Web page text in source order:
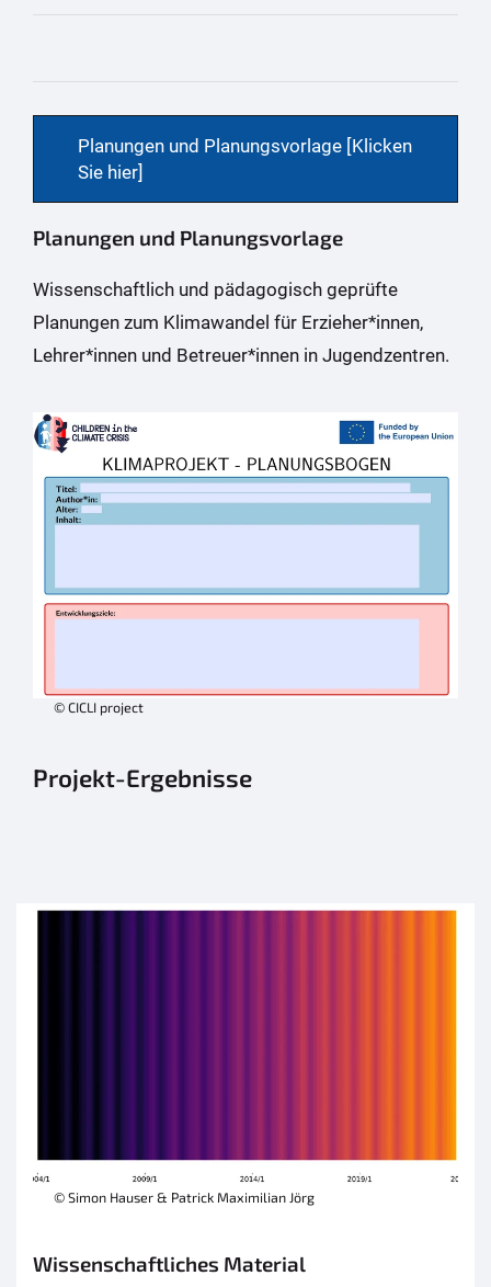
Planungen und Planungsvorlage [Klicken
Sie hier]
Planungen und Planungsvorlage
Wissenschaftlich und pädagogisch geprüfte
Planungen zum Klimawandel für Erzieher*innen,
Lehrer*innen und Betreuer*innen in Jugendzentren.
© CICLI project
Projekt-Ergebnisse
© Simon Hauser & Patrick Maximilian Jörg
Wissenschaftliches Material